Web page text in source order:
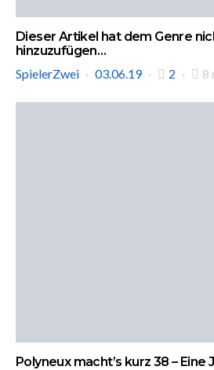
Dieser Artikel hat dem Genre
hinzuzufügen…
SpielerZwei
03.06.19 2 8
Polyneux macht’s kurz 38 – Eine